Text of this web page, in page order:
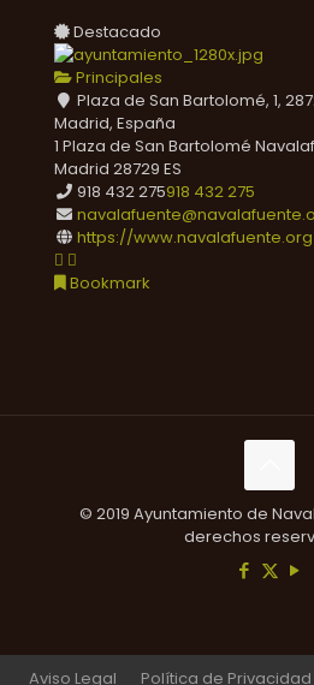
Destacado
Principales
Plaza de San Bartolomé, 1,
Madrid, España
1 Plaza de San Bartolomé
Madrid 28729 ES
918 432 275918 432 275
https://www.navalafuente.org
Bookmark
© 2019 Ayuntamiento de
derechos
Aviso Legal Política de Privacidad